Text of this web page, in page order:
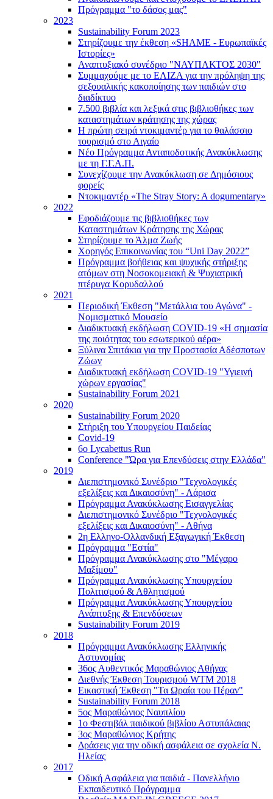
Πρόγραμμα "το δάσος μας"
2023
Sustainability Forum 2023
Στηρίζουμε την έκθεση «SHAME - Ευρωπαϊκές
Ιστορίες»
Αναπτυξιακό συνέδριο "ΝΑΥΠΑΚΤΟΣ 2030"
Συμμαχούμε με το ΕΛΙΖΑ για την πρόληψη της
σεξουαλικής κακοποίησης των παιδιών στο
διαδίκτυο
7.500 βιβλία και λεξικά στις βιβλιοθήκες των
καταστημάτων κράτησης της χώρας
Η πρώτη σειρά ντοκιμαντέρ για το θαλάσσιο
τουρισμό στο Αιγαίο
Νέο Πρόγραμμα Ανταποδοτικής Ανακύκλωσης
με τη Γ.Γ.Α.Π.
Συνεχίζουμε την Ανακύκλωση σε Δημόσιους
φορείς
Ντοκιμαντέρ «The Stray Story: A dogumentary»
2022
Εφοδιάζουμε τις βιβλιοθήκες των
Καταστημάτων Κράτησης της Χώρας
Στηρίζουμε το Άλμα Ζωής
Χορηγός Επικοινωνίας του “Uni Day 2022”
Πρόγραμμα βοήθειας και ψυχικής στήριξης
ατόμων στη Νοσοκομειακή & Ψυχιατρική
πτέρυγα Κορυδαλλού
2021
Περιοδική Έκθεση "Μετάλλια του Αγώνα" -
Νομισματικό Μουσείο
Διαδικτυακή εκδήλωση COVID-19 «Η σημασία
της ποιότητας του εσωτερικού αέρα»
Ξύλινα Σπιτάκια για την Προστασία Αδέσποτων
Ζώων
Διαδικτυακή εκδήλωση COVID-19 "Υγιεινή
χώρων εργασίας"
Sustainability Forum 2021
2020
Sustainability Forum 2020
Στήριξη του Υπουργείου Παιδείας
Covid-19
6ο Lycabettus Run
Conference "Ώρα για Επενδύσεις στην Ελλάδα"
2019
Διεπιστημονικό Συνέδριο "Τεχνολογικές
εξελίξεις και Δικαιοσύνη" - Λάρισα
Πρόγραμμα Ανακύκλωσης Εισαγγελίας
Διεπιστημονικό Συνέδριο "Τεχνολογικές
εξελίξεις και Δικαιοσύνη" - Αθήνα
2η Ελληνο-Ολλανδική Εξαγωγική Έκθεση
Πρόγραμμα "Εστία"
Πρόγραμμα Ανακύκλωσης στο "Μέγαρο
Μαξίμου"
Πρόγραμμα Ανακύκλωσης Υπουργείου
Πολιτισμού & Αθλητισμού
Πρόγραμμα Ανακύκλωσης Υπουργείου
Ανάπτυξης & Επενδύσεων
Sustainability Forum 2019
2018
Πρόγραμμα Ανακύκλωσης Ελληνικής
Αστυνομίας
36ος Αυθεντικός Μαραθώνιος Αθήνας
Διεθνής Έκθεση Τουρισμού WTM 2018
Εικαστική Έκθεση "Τα Ωραία του Πέραν"
Sustainability Forum 2018
5ος Μαραθώνιος Ναυπλίου
1ο Φεστιβάλ παιδικού βιβλίου Αστυπάλαιας
3ος Μαραθώνιος Κρήτης
Δράσεις για την οδική ασφάλεια σε σχολεία Ν.
Ηλείας
2017
Οδική Ασφάλεια για παιδιά - Πανελλήνιο
Εκπαιδευτικό Πρόγραμμα